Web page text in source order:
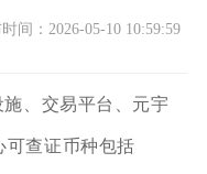
间：2026-05-10 10:59:59
、交易平台、元宇
可查证币种包括